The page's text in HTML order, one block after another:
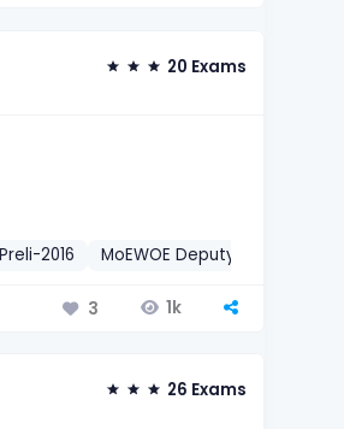
20 Exams
2016 MoEWOE Deputy Assistant
3 1k
26 Exams